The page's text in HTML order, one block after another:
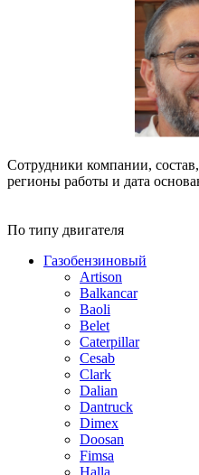
Сотрудники компании,
регионы работы и дата
По типу двигателя
Газобензиновый
Artison
Balkancar
Baoli
Belet
Caterpillar
Cesab
Clark
Dalian
Dantruck
Dimex
Doosan
Fimsa
Halla